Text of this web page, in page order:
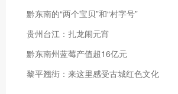
黔东南的“两个宝贝”和“村字号”
贵州台江：扎龙闹元宵
黔东南州蓝莓产值超16亿元
黎平翘街：来这里感受古城红色文化